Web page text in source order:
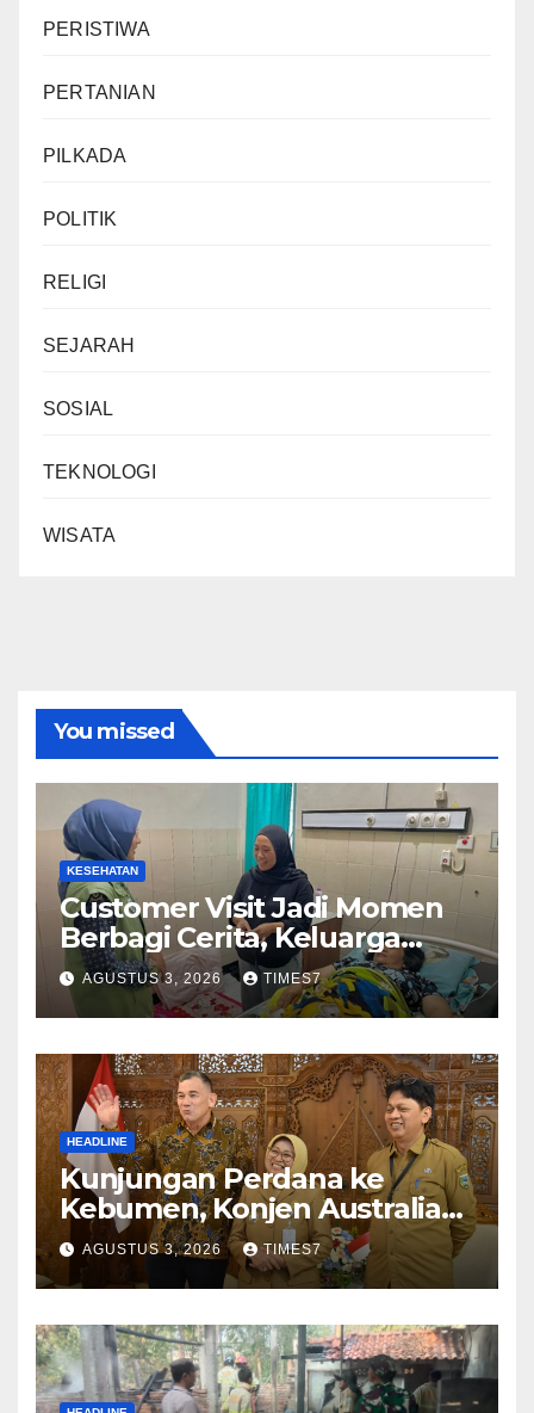
PERISTIWA
PERTANIAN
PILKADA
POLITIK
RELIGI
SEJARAH
SOSIAL
TEKNOLOGI
WISATA
You missed
KESEHATAN
Customer Visit Jadi Momen
Berbagi Cerita, Keluarga
Nurhayati Rasakan Manfaat
NyataProgram JKN
AGUSTUS 3, 2026 TIMES7
HEADLINE
Kunjungan Perdana ke
Kebumen, Konjen Australia
Jajaki Kerja Sama Pariwisata
hingga Pendidikan
AGUSTUS 3, 2026 TIMES7